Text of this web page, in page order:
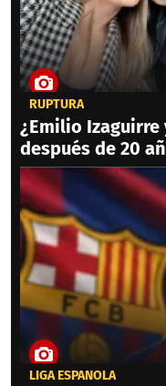
RUPTURA
¿Emilio
después de 20
LIGA ESPAÑOLA